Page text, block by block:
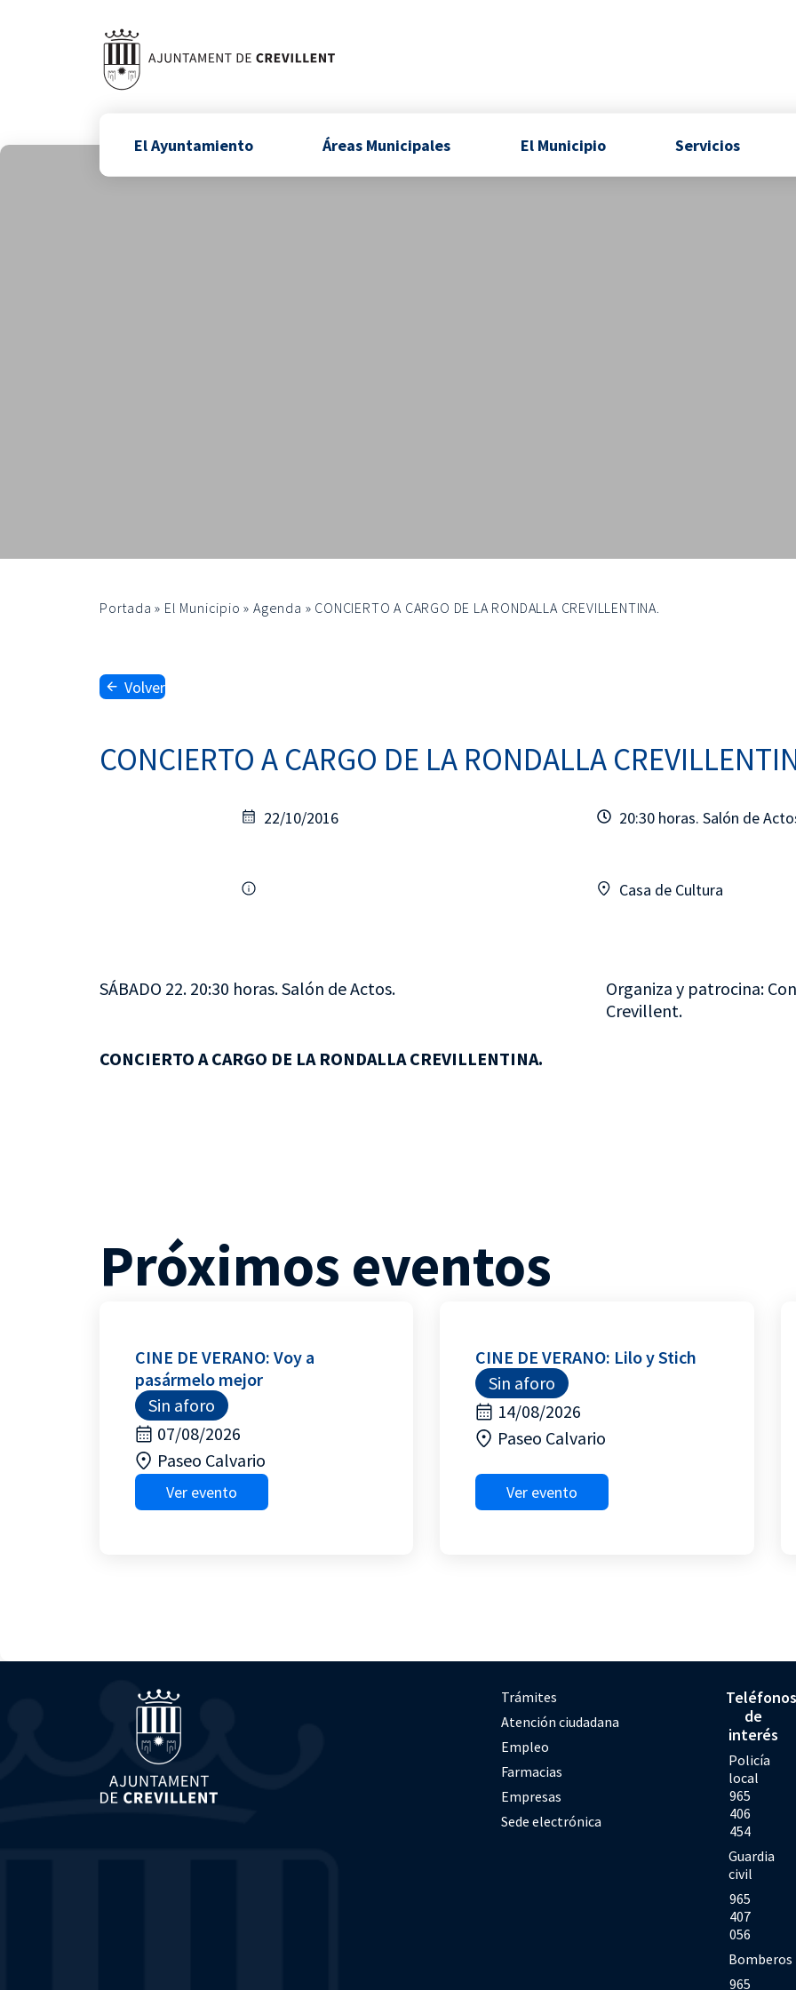
El Ayuntamiento Áreas Municipales El Municipio Servicios
Portada » El Municipio »Agenda » CONCIERTO A CARGO DE LA RONDALLA CREVILLENTINA.
Volver
CONCIERTO A CARGO DE LA RONDALLA
22/10/2016 20:30 horas. Salón de
Casa de Cultura
SÁBADO 22. 20:30 horas. Salón de Actos.
CONCIERTO A CARGO DE LA RONDALLA CREVILLENTINA.
Organiza y patrocina:
Crevillent.
Próximos eventos
CINE DE VERANO: Voy a
pasármelo mejor
Sin aforo
07/08/2026
Paseo Calvario
Ver evento
CINE DE VERANO: Lilo y Stich
Sin aforo
14/08/2026
Paseo Calvario
Ver evento
Trámites
Atención ciudadana
Empleo
Farmacias
Empresas
Sede electrónica
de
interés
Policía
local
965
406
454
Guardia
civil
965
407
056
Bomberos
965